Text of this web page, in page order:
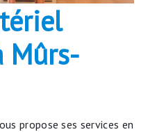
Mûrs-
propose ses services en